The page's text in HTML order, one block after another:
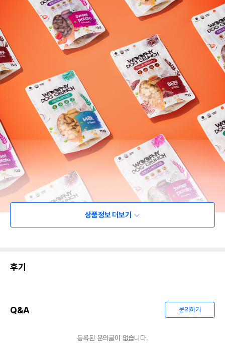
상품정보 더보기
후기
Q&A 문의하기
등록된 문의글이 없습니다.